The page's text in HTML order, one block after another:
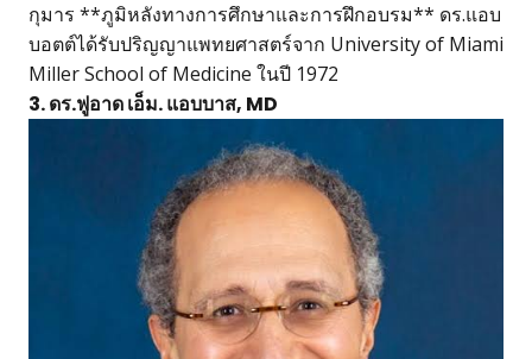
กุมาร **ภูมิหลังทางการศึกษาและการฝึกอบรม** ดร.แอบ
บอตต์ได้รับปริญญาแพทยศาสตร์จาก University of Miami
Miller School of Medicine ในปี 1972
3. ดร.ฟูอาด เอ็ม. แอบบาส, MD